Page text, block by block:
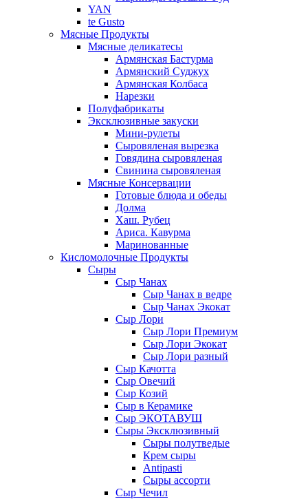
YAN
te Gusto
Мясные Продукты
Мясные деликатесы
Армянская Бастурма
Армянский Суджух
Армянская Колбаса
Нарезки
Полуфабрикаты
Эксклюзивные закуски
Мини-рулеты
Сыровяленая вырезка
Говядина сыровяленая
Свинина сыровяленая
Мясные Консервации
Готовые блюда и обеды
Долма
Хаш. Рубец
Ариса. Кавурма
Маринованные
Кисломолочные Продукты
Сыры
Сыр Чанах
Сыр Чанах в ведре
Сыр Чанах Экокат
Сыр Лори
Сыр Лори Премиум
Сыр Лори Экокат
Сыр Лори разный
Сыр Качотта
Сыр Овечий
Сыр Козий
Сыр в Керамике
Сыр ЭКОТАВУШ
Сыры Эксклюзивный
Сыры полутведые
Крем сыры
Antipasti
Сыры ассорти
Сыр Чечил